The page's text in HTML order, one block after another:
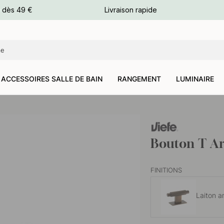
dès 49 € Livraison rapide
ACCESSOIRES SALLE DE BAIN RANGEMENT LUMINAIRE
Bouton T
FINITIONS
Laiton